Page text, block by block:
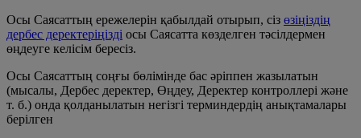
Осы Саясаттың ережелерін қабылдай отырып, сіз өзіңіздің
дербес деректеріңізді осы Саясатта көзделген тәсілдермен
өңдеуге келісім бересіз.
Осы Саясаттың соңғы бөлімінде бас әріппен жазылатын
(мысалы, Дербес деректер, Өңдеу, Деректер контроллері және
т. б.) онда қолданылатын негізгі терминдердің анықтамалары
берілген